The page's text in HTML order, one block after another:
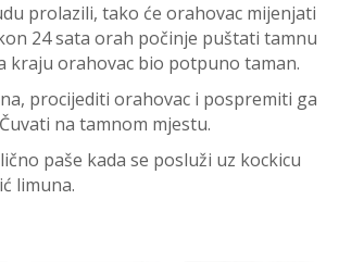
prolazili, tako će orahovac mijenjati
24 sata orah počinje puštati tamnu
kraju orahovac bio potpuno taman.
procijediti orahovac i pospremiti ga
na tamnom mjestu.
paše kada se posluži uz kockicu
limuna.